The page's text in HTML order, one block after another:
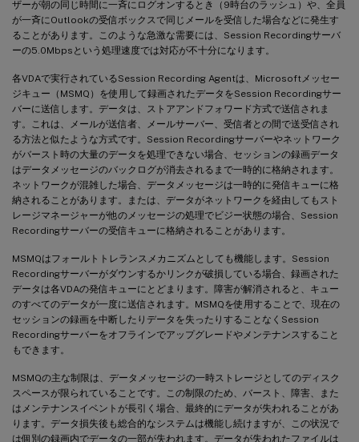
ザーが朝の同じ時間に一斉にログオンするとき（9時台のラッシュ）や、全員
が一斉にOutlookの受信ボックスで同じメールを受信した場合などに発生す
ることがあります。このような急激な需要には、Session Recordingサーバ
ーの5.0Mbpsという処理速度では対応が不十分になります。
各VDAで実行されているSession Recording Agentは、Microsoftメッセー
ジキュー（MSMQ）を使用して録画されたデータをSession Recordingサー
バーに送信します。データは、ストアアンドフォワード方式で送信されま
す。これは、メールが送信者、メールサーバー、受信者との間で送受信され
る方法と似たような方式です。Session Recordingサーバーやネットワーク
がバースト時の大量のデータを処理できない場合、セッションの録画データ
はデータメッセージのバックログが消去されるまで一時的に格納されます。
ネットワークが混雑した場合、データメッセージは一時的に発信キューに格
納されることがあります。または、データがネットワークを経由してもスト
レージマネージャーが他のメッセージの処理でビジー状態の場合、Session
Recordingサーバーの受信キューに格納されることがあります。
MSMQはフォールトトレランスメカニズムとしても機能します。Session
Recordingサーバーがダウンするかリンクが破損している場合、録画された
データは各VDAの発信キューにとどまります。障害が解消されると、キュー
のすべてのデータが一度に送信されます。MSMQを使用することで、現在の
セッションの録画を中断したりデータを失ったりすることなくSession
Recordingサーバーをオフラインでアップグレードやメンテナンスすること
もできます。
MSMQの主な制限は、データメッセージの一時ストレージとしてのディスク
スペースが限られていることです。この制限のため、バースト、障害、また
はメンテナンスイベントが長引く場合、最終的にデータが失われることがあ
ります。データ損失後も総合的なシステムは機能し続けますが、この状況で
は個別の録画内でデータの一部が失われます。データが失われたファイルは